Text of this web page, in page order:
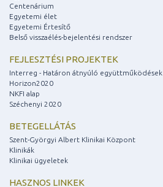
Centenárium
Egyetemi élet
Egyetemi Értesítő
Belső visszaélés-bejelentési rendszer
FEJLESZTÉSI PROJEKTEK
Interreg - Határon átnyúló együttműködések
Horizon2020
NKFI alap
Széchenyi 2020
BETEGELLÁTÁS
Szent-Györgyi Albert Klinikai Központ
Klinikák
Klinikai ügyeletek
HASZNOS LINKEK